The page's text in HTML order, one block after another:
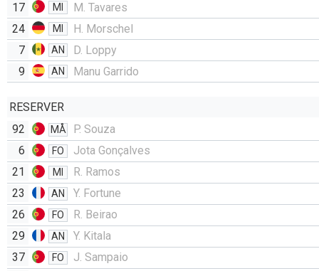
17
MI
M. Tavares
24
MI
H. Morschel
7
AN
D. Loppy
9
AN Manu Garrido
RESERVER
92
MÅ
P. Souza
6
FO
Jota Gonçalves
21
MI
R. Ramos
23
AN
Y. Fortune
26
FO
R. Beirao
29
AN
Y. Kitala
37
FO
J. Sampaio